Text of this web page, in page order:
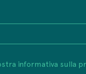
informativa sulla